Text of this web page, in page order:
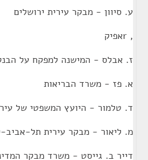
ע. סיוון - מבקר עירית ירושלים
, rאפיק
ז. אבלס - המישנה למפקח על
א. פז - משרד הבריאות
ד. טלמור - היועץ המשפטי של
מ. ליאור - מבקר עירית תל-אביב-
דייר ב. גייסט - משרד מבקר